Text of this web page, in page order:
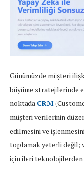
Günümüzde müşteri
büyüme stratejilerinde
noktada CRM
müşteri verilerinin
edilmesini ve
toplamak yeterli değil;
için ileri teknolojilerden